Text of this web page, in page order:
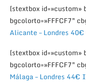
[stextbox id=»custom»
bgcolorto=»FFFCF7″
Alicante – Londres
[stextbox id=»custom»
bgcolorto=»FFFCF7″
Málaga – Londres 44€